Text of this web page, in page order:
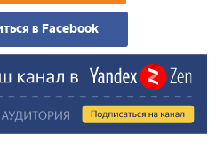
в Facebook